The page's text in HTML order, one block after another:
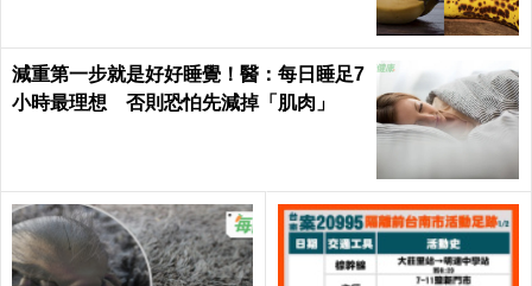
減重第一步就是好好睡覺！醫：每日睡足7
小時最理想 否則恐怕先減掉「肌肉」